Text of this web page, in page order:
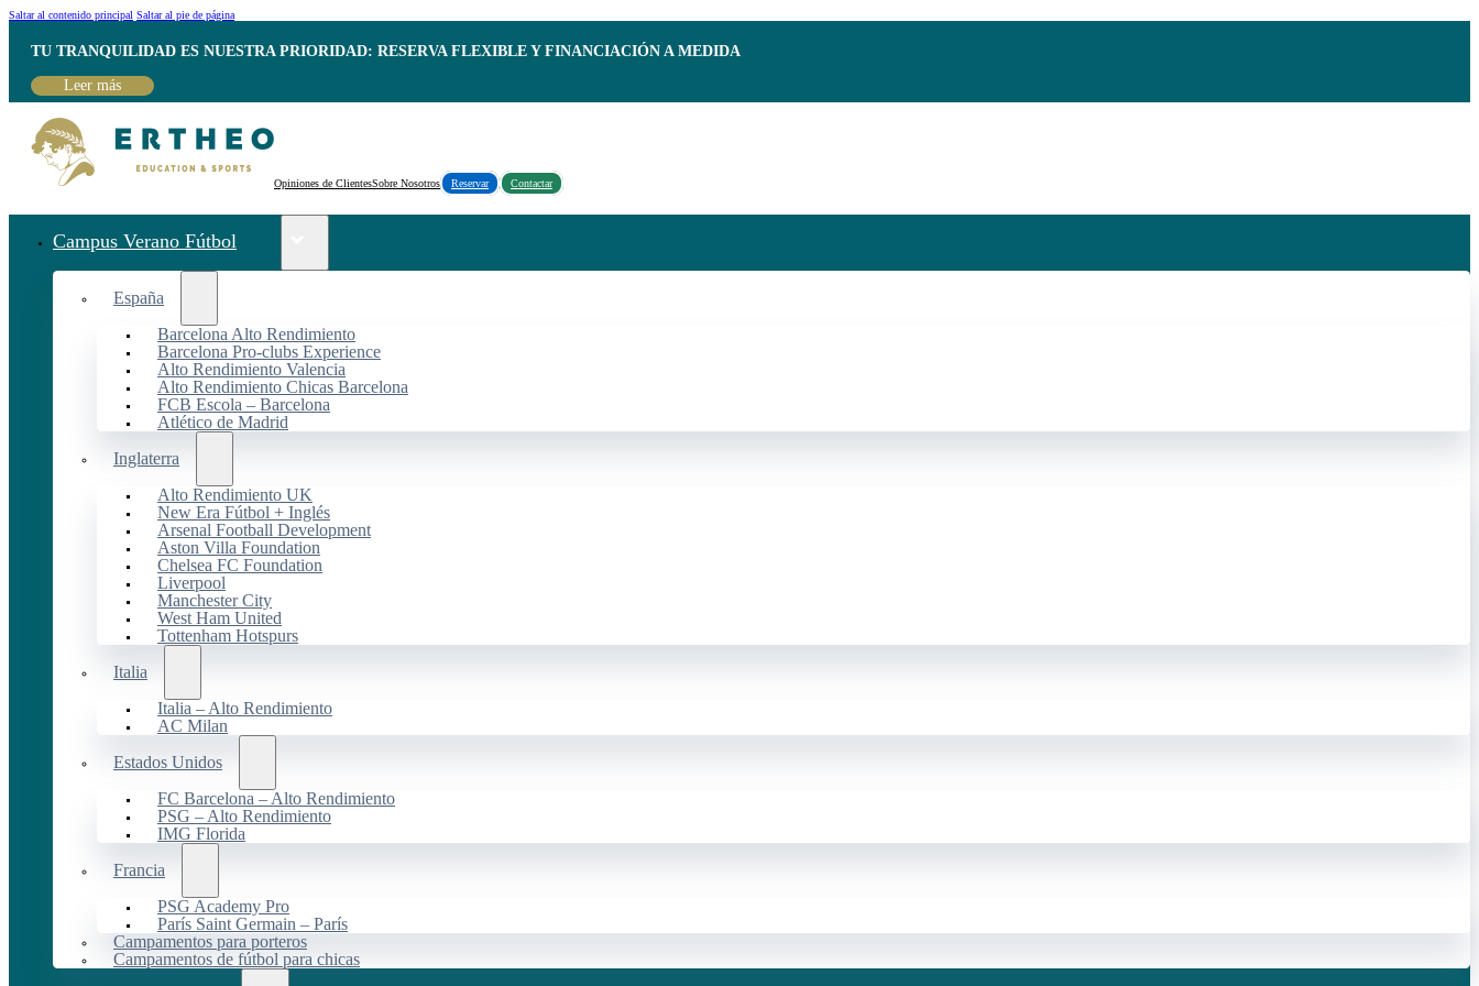
Saltar al contenido principal Saltar al pie de página
TU TRANQUILIDAD ES NUESTRA PRIORIDAD: RESERVA FLEXIBLE Y FINANCIACIÓN A MEDIDA
Leer más
Opiniones de ClientesSobre Nosotros Reservar Contactar
Campus Verano Fútbol
España
Barcelona Alto Rendimiento
Barcelona Pro-clubs Experience
Alto Rendimiento Valencia
Alto Rendimiento Chicas Barcelona
FCB Escola – Barcelona
Atlético de Madrid
Inglaterra
Alto Rendimiento UK
New Era Fútbol + Inglés
Arsenal Football Development
Aston Villa Foundation
Chelsea FC Foundation
Liverpool
Manchester City
West Ham United
Tottenham Hotspurs
Italia
Italia – Alto Rendimiento
AC Milan
Estados Unidos
FC Barcelona – Alto Rendimiento
PSG – Alto Rendimiento
IMG Florida
Francia
PSG Academy Pro
París Saint Germain – París
Campamentos para porteros
Campamentos de fútbol para chicas